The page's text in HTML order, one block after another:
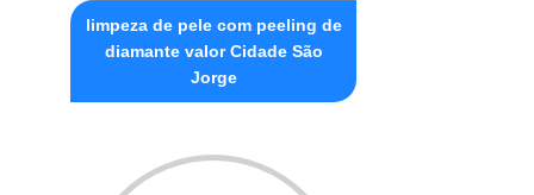
limpeza de pele com peeling de
diamante valor Cidade São
Jorge